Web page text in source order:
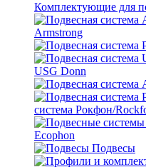
Комплектующие для
Armstrong
USG Donn
система Рокфон/
Ecophon
Подвесы